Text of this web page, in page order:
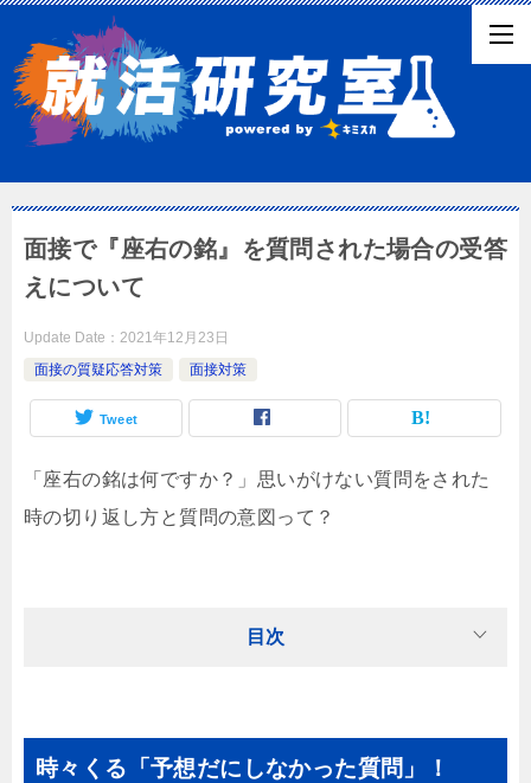
面接で『座右の銘』を質問された場合の受答
えについて
Update Date： 2021年12月23日
面接の質疑応答対策
面接対策
Tweet
「座右の銘は何ですか？」思いがけない質問をされた
時の切り返し方と質問の意図って？
目次
時々くる「予想だにしなかった質問」！